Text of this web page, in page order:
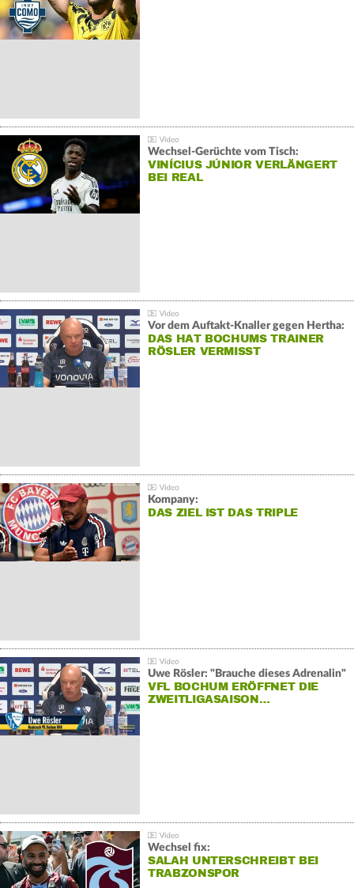
Wechsel-Gerüchte vom Tisch:
VINÍCIUS JÚNIOR VERLÄNGERT
BEI REAL
Vor dem Auftakt-Knaller gegen Hertha:
DAS HAT BOCHUMS TRAINER
RÖSLER VERMISST
Kompany:
DAS ZIEL IST DAS TRIPLE
Uwe Rösler: "Brauche dieses Adrenalin"
VFL BOCHUM ERÖFFNET DIE
ZWEITLIGASAISON…
Wechsel fix:
SALAH UNTERSCHREIBT BEI
TRABZONSPOR